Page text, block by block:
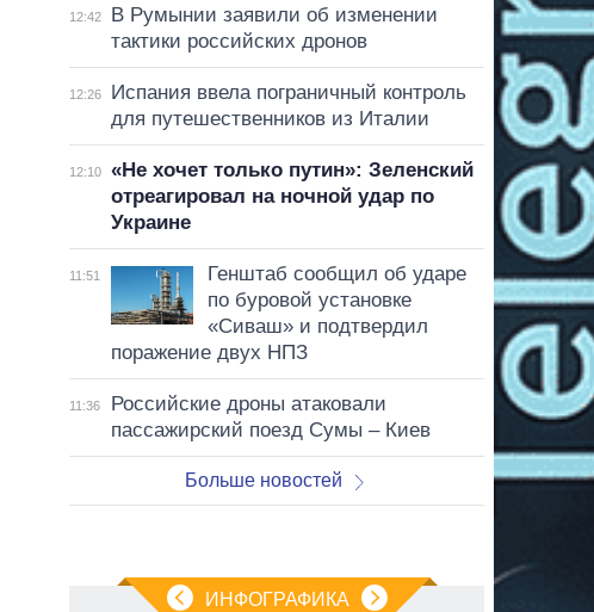
12:42
В Румынии заявили об изменении
тактики российских дронов
12:26
Испания ввела пограничный контроль
для путешественников из Италии
12:10
«Не хочет только путин»: Зеленский
отреагировал на ночной удар по
Украине
11:51
Генштаб сообщил об ударе
по буровой установке
«Сиваш» и подтвердил
поражение двух НПЗ
11:36
Российские дроны атаковали
пассажирский поезд Сумы – Киев
Больше новостей
ИНФОГРАФИКА